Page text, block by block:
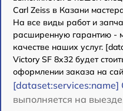
Carl Zeiss в Казани
На все виды работ и
расширенную гарантию -
качестве наших услуг.
Victory SF 8x32 будет
оформлении заказа на
[dataset:services:name]
выполняется на